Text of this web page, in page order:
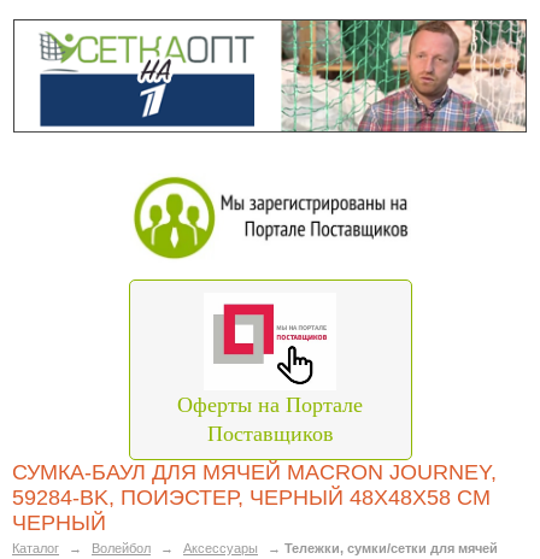
Оферты на Портале
Поставщиков
СУМКА-БАУЛ ДЛЯ МЯЧЕЙ MACRON JOURNEY,
59284-BK, ПОИЭСТЕР, ЧЕРНЫЙ 48Х48Х58 СМ
ЧЕРНЫЙ
Каталог → Волейбол → Аксессуары → Тележки, сумки/сетки для мячей